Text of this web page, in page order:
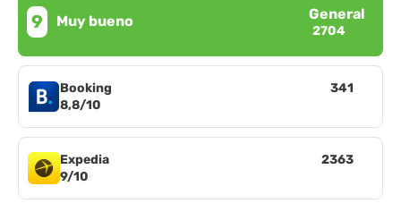
9 Muy bueno General
2704
Booking
8,8/10
341
Expedia
9/10
2363